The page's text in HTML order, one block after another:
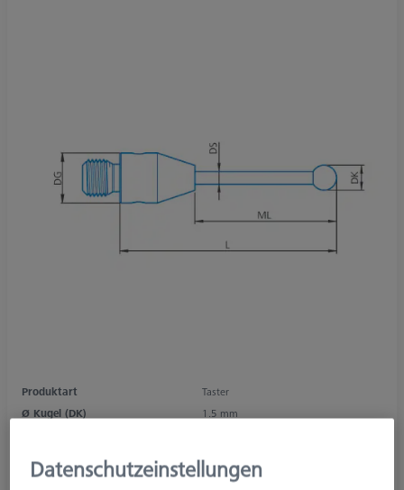
Produktart
Taster
Ø Kugel (DK)
1.5 mm
Rubin
Tastelement
Kugel
Datenschutzeinstellungen